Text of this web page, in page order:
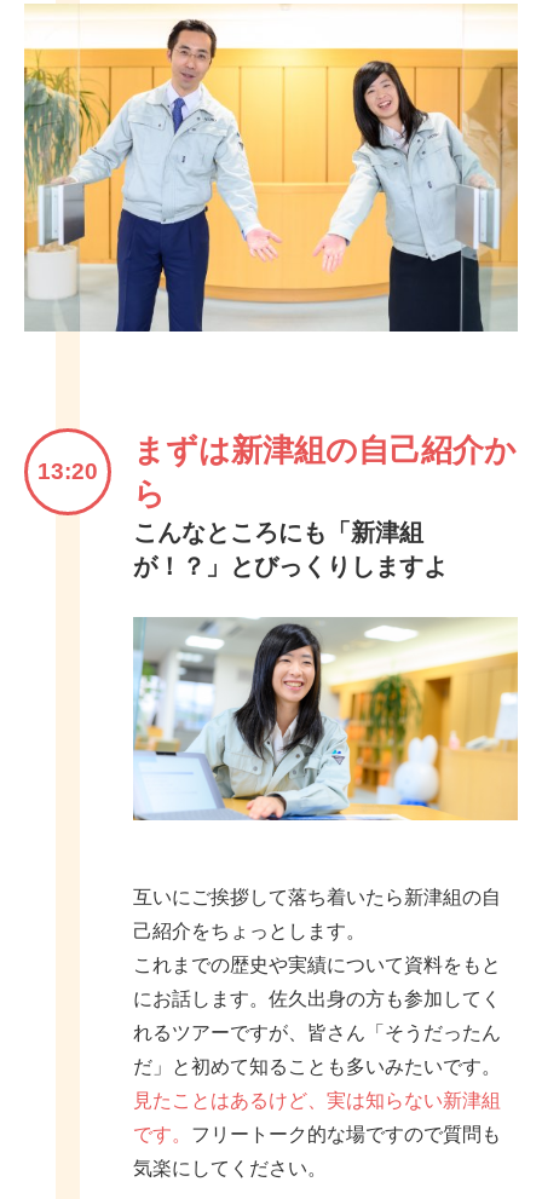
13:20
まずは新津組の自己紹介か
ら
こんなところにも「新津組
が！？」とびっくりしますよ
互いにご挨拶して落ち着いたら新津組の自
己紹介をちょっとします。
これまでの歴史や実績について資料をもと
にお話します。佐久出身の方も参加してく
れるツアーですが、皆さん「そうだったん
だ」と初めて知ることも多いみたいです。
見たことはあるけど、実は知らない新津組
です。 フリートーク的な場ですので質問も
気楽にしてください。